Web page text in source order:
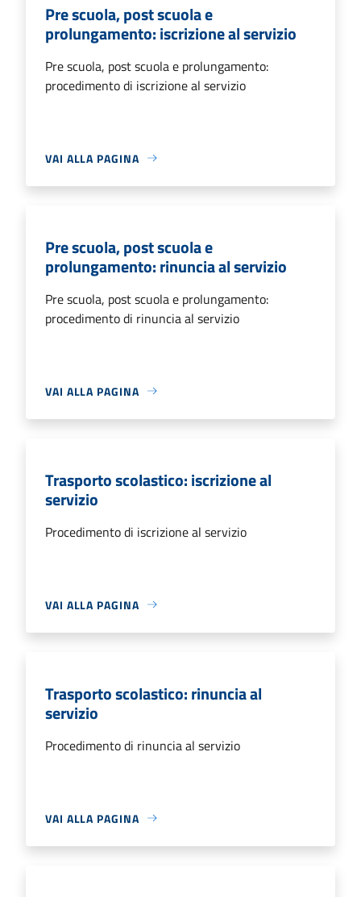
Pre scuola, post scuola e
prolungamento: iscrizione al servizio
Pre scuola, post scuola e prolungamento:
procedimento di iscrizione al servizio
VAI ALLA PAGINA
Pre scuola, post scuola e
prolungamento: rinuncia al servizio
Pre scuola, post scuola e prolungamento:
procedimento di rinuncia al servizio
VAI ALLA PAGINA
Trasporto scolastico: iscrizione al
servizio
Procedimento di iscrizione al servizio
VAI ALLA PAGINA
Trasporto scolastico: rinuncia al
servizio
Procedimento di rinuncia al servizio
VAI ALLA PAGINA